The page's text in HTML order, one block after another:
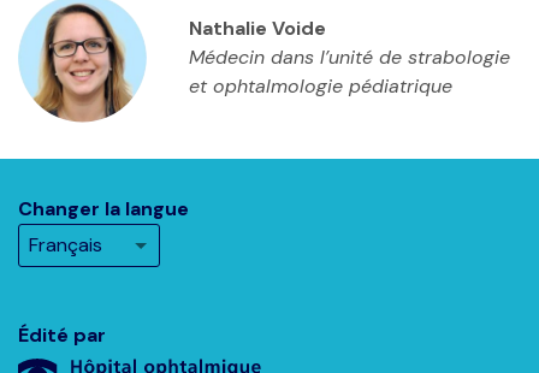
Nathalie Voide
Médecin dans l’unité de strabologie
et ophtalmologie pédiatrique
Édité par
Changer la langue